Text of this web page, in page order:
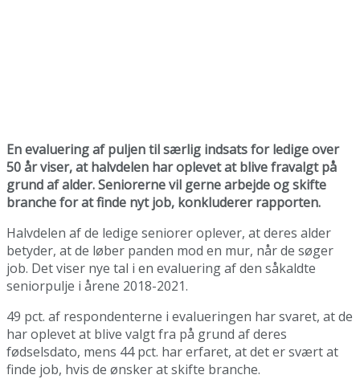
En evaluering af puljen til særlig indsats for ledige over
50 år viser, at halvdelen har oplevet at blive fravalgt på
grund af alder. Seniorerne vil gerne arbejde og skifte
branche for at finde nyt job, konkluderer rapporten.
Halvdelen af de ledige seniorer oplever, at deres alder
betyder, at de løber panden mod en mur, når de søger
job. Det viser nye tal i en evaluering af den såkaldte
seniorpulje i årene 2018-2021.
49 pct. af respondenterne i evalueringen har svaret, at de
har oplevet at blive valgt fra på grund af deres
fødselsdato, mens 44 pct. har erfaret, at det er svært at
finde job, hvis de ønsker at skifte branche.